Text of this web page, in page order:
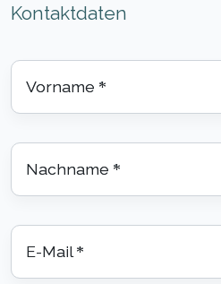
Kontaktdaten
Vorname *
Nachname *
E-Mail *